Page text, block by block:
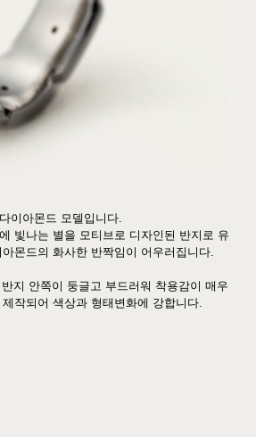
이아몬드 모델입니다.
빛나는 별을 모티브로 디자인된 반지로 유
몬드의 화사한 반짝임이 어우러집니다.
지 안쪽이 둥글고 부드러워 착용감이 매우
작되어 색상과 형태변화에 강합니다.